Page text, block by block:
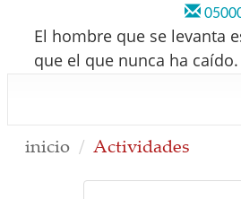
El hombre que se levanta
que el que nunca ha caído.
inicio Actividades